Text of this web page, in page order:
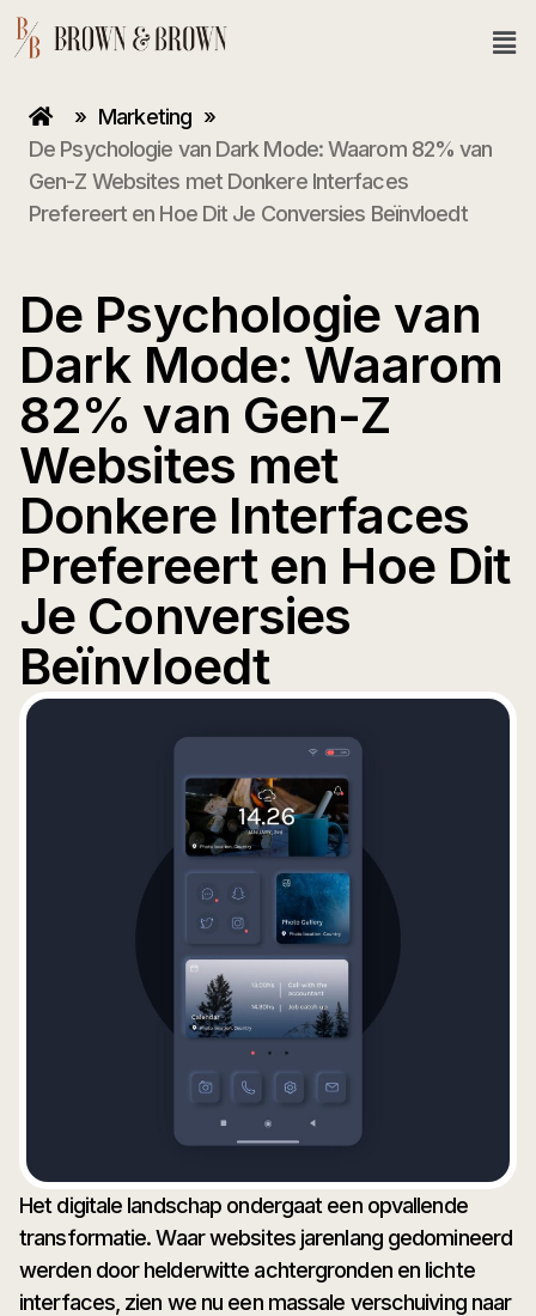
» Marketing »
De Psychologie van Dark Mode: Waarom 82% van
Gen-Z Websites met Donkere Interfaces
Prefereert en Hoe Dit Je Conversies Beïnvloedt
De Psychologie van
Dark Mode: Waarom
82% van Gen-Z
Websites met
Donkere Interfaces
Prefereert en Hoe Dit
Je Conversies
Beïnvloedt
Het digitale landschap ondergaat een opvallende
transformatie. Waar websites jarenlang gedomineerd
werden door helderwitte achtergronden en lichte
interfaces, zien we nu een massale verschuiving naar